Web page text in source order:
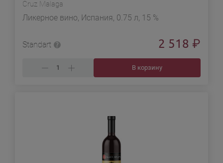
Cruz Malaga
Ликерное вино, Испания, 0.75 л, 15 %
Standart 2 518 ₽
В корзину